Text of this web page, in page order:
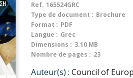
Ref. 165524GRC
Type de document : Brochure
Format : PDF
Langue : Grec
Dimensions : 3.10 MB
Nombre de pages : 23
Auteur(s) : Council of